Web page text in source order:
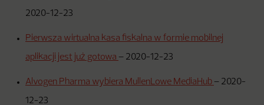
2020-12-23
Pierwsza wirtualna kasa fiskalna w formie mobilnej
aplikacji jest już gotowa – 2020-12-23
Alvogen Pharma wybiera MullenLowe MediaHub – 2020-
12-23